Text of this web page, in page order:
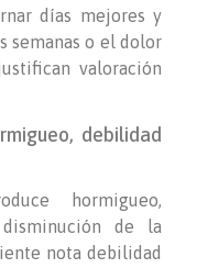
días mejores y
semanas o el dolor
valoración
debilidad
hormigueo,
de la
nota debilidad